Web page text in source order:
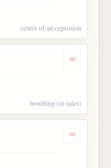
center of an explosion
Dengarkan
bombing (in sales)
Dengarkan